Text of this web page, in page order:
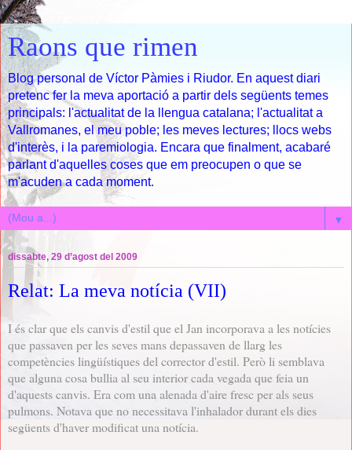
Raons que rimen
Blog personal de Víctor Pàmies i Riudor. En aquest diari
pretenc fer la meva aportació a partir dels següents temes
principals: l'actualitat de la llengua catalana; l'actualitat a
Vallromanes, el meu poble; les meves lectures; llocs webs
d'interès, i la paremiologia. Encara que finalment, acabaré
parlant d'aquelles coses que em preocupen o que se
m'acuden a cada moment.
▼
dissabte, 29 d’agost del 2009
Relat: La meva notícia (VII)
I és clar que els canvis d'estil que el Jan incorporava a les notícies
que passaven per les seves mans depassaven de llarg les
competències lingüístiques del corrector d'estil. Però li semblava
que alguna cosa bullia al seu interior cada vegada que feia un
d'aquests canvis. Era com una alenada d'aire fresc per als seus
pulmons. Notava que no necessitava l'inhalador durant els dies
següents d'haver modificat una notícia.